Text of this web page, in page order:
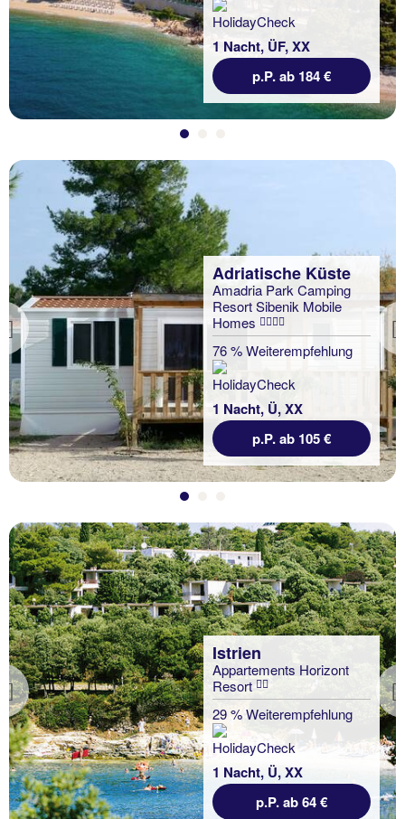
1 Nacht, ÜF, XX
p.P. ab 184 €
Previous
Adriatische Küste
Amadria Park Camping
Resort Sibenik Mobile
Homes
76 % Weiterempfehlung
1 Nacht, Ü, XX
p.P. ab 105 €
Previous
Istrien
Appartements Horizont
Resort
29 % Weiterempfehlung
1 Nacht, Ü, XX
p.P. ab 64 €